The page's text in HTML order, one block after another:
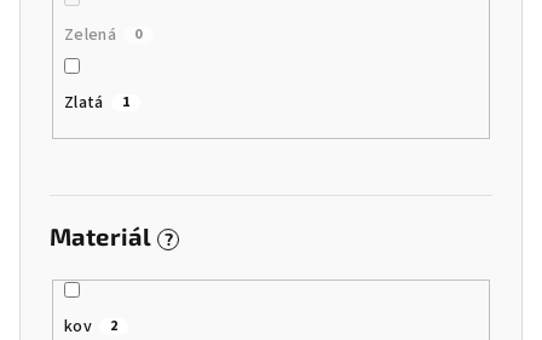
Zelená 0
Zlatá 1
Materiál ?
kov 2